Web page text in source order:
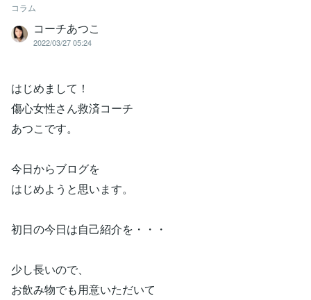
コラム
コーチあつこ
2022/03/27 05:24
はじめまして！
傷心女性さん救済コーチ
あつこです。
今日からブログを
はじめようと思います。
初日の今日は自己紹介を・・・
少し長いので、
お飲み物でも用意いただいて